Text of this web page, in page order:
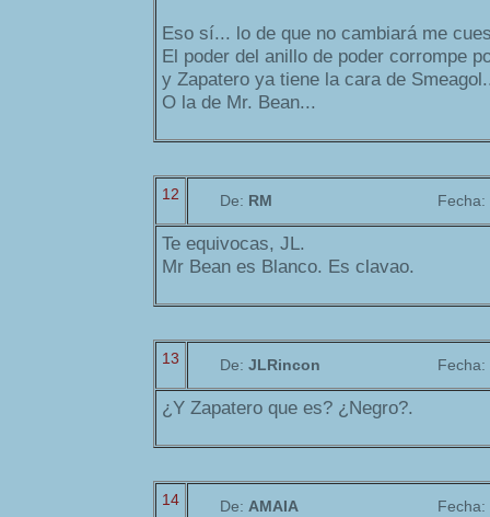
Eso sí... lo de que no cambiará me
El poder del anillo de poder corrompe
y Zapatero ya tiene la cara de
O la de Mr. Bean...
12 De: RM Fecha:
Te equivocas, JL.
Mr Bean es Blanco. Es clavao.
13 De: JLRincon Fecha:
¿Y Zapatero que es? ¿Negro?.
14 De: AMAIA Fecha: